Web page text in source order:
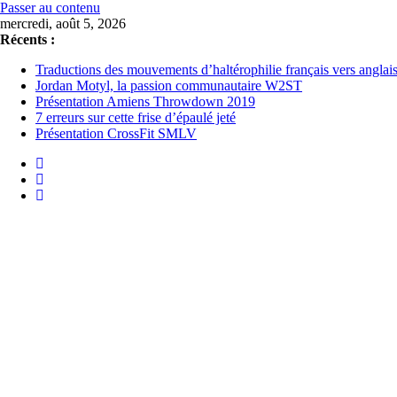
Passer au contenu
mercredi, août 5, 2026
Récents :
Traductions des mouvements d’haltérophilie français vers anglais
Jordan Motyl, la passion communautaire W2ST
Présentation Amiens Throwdown 2019
7 erreurs sur cette frise d’épaulé jeté
Présentation CrossFit SMLV